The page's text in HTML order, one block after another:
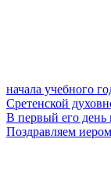
начала учебного
Сретенской
В первый его день
Поздравляем